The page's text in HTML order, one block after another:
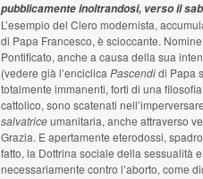
pubblicamente inoltrandosi, verso il
L’esempio del Clero modernista,
di Papa Francesco, è scioccante.
Pontificato, anche a causa della sua
(vedere già l’enciclica Pascendidi Papa
totalmente immanenti, forti di una
cattolico, sono scatenati
salvatriceumanitaria, anche attraverso
Grazia. E apertamente eterodossi,
fatto, la Dottrina sociale della sessualità
necessariamente contro l’aborto, come